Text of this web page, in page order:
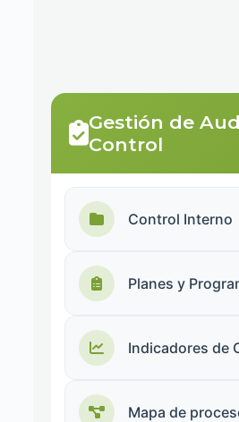
Gestión de
Control
Control Interno
Planes y
Indicadores de
Mapa de